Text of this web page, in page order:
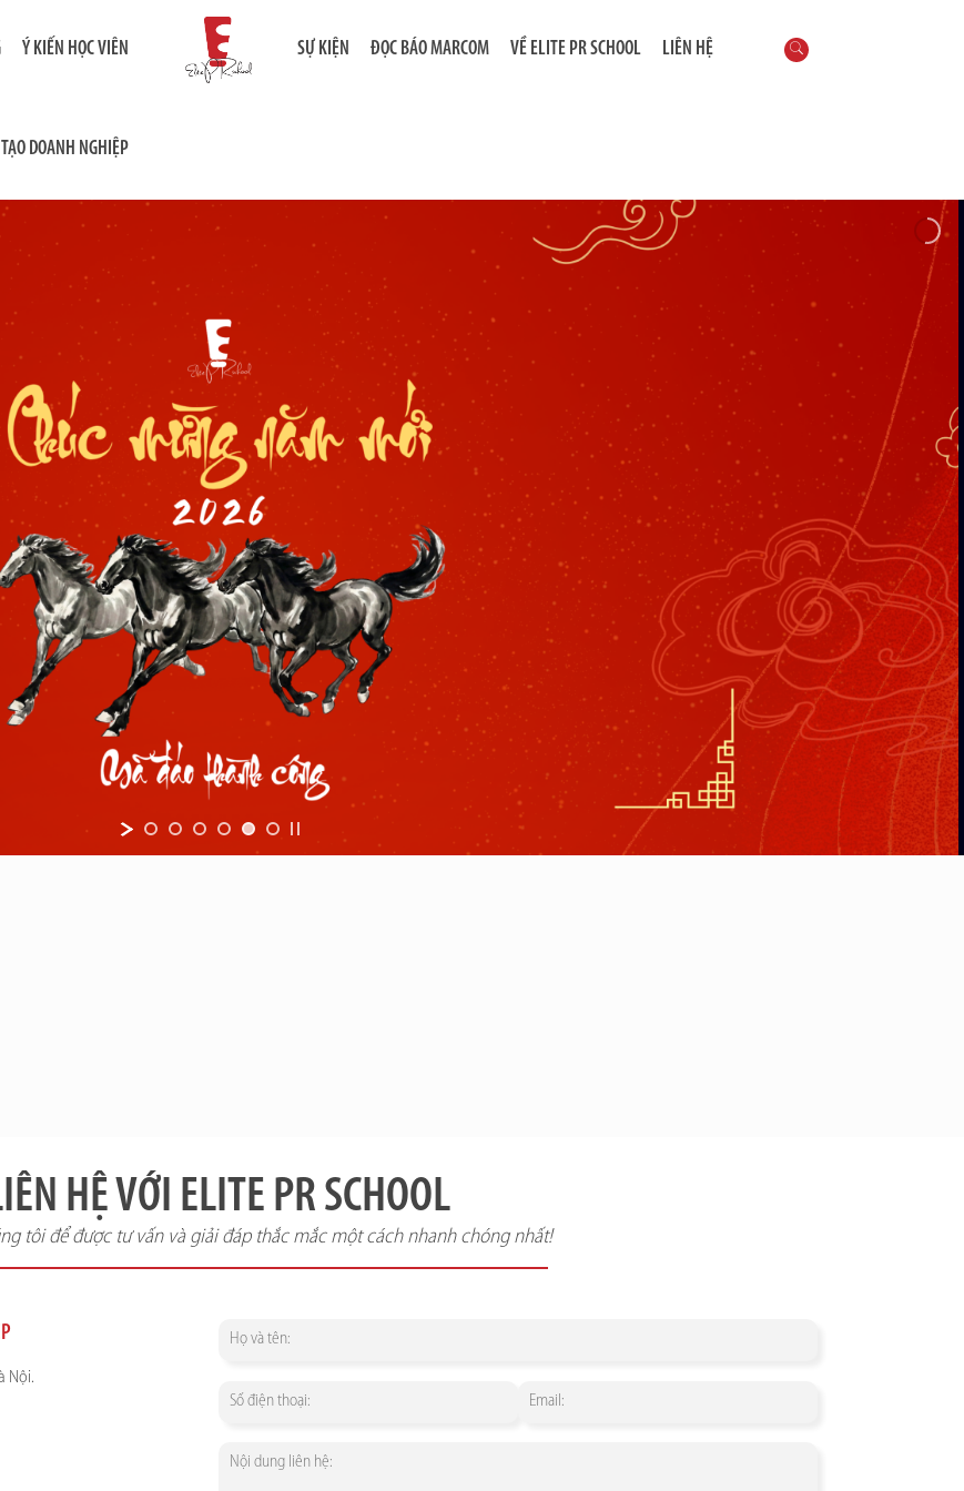
Ý KIẾN HỌC VIÊN
DOANH NGHIỆP
SỰ KIỆN ĐỌC BÁO MARCOM VỀ ELITE PR SCHOOL LIÊN HỆ
HỆ VỚI ELITE PR SCHOOL
tôi để được tư vấn và giải đáp thắc mắc một cách nhanh chóng nhất!
Nội.